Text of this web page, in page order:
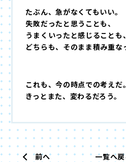
たぶん、急がなくてもいい。
失敗だったと思うことも、
うまくいったと感じることも、
どちらも、そのまま積み重な
これも、今の時点での考えだ。
きっとまた、変わるだろう。
前へ 一覧へ